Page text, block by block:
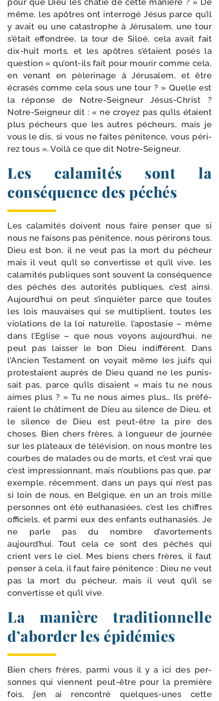
pour que Dieu les châ­tie de cette manière ? » De
même, les apôtres ont inter­ro­gé Jésus parce qu’il
y avait eu une catas­trophe à Jérusalem, une tour
s’était effon­drée, la tour de Siloé, cela avait fait
dix-​huit morts, et les apôtres s’étaient posés la
ques­tion « qu’ont-ils fait pour mou­rir comme cela,
en venant en pèle­ri­nage à Jérusalem, et être
écra­sés comme cela sous une tour ? » Quelle est
la réponse de Notre-​Seigneur Jésus-​Christ ?
Notre-​Seigneur dit : « ne croyez pas qu’ils étaient
plus pécheurs que les autres pécheurs, mais je
vous le dis, si vous ne faîtes péni­tence, vous péri­
rez tous ». Voilà ce que dit Notre-Seigneur.
Les calamités sont la
conséquence des péchés
Les cala­mi­tés doivent nous faire pen­ser que si
nous ne fai­sons pas péni­tence, nous péri­rons tous.
Dieu est bon, il ne veut pas la mort du pécheur
mais il veut qu’il se conver­tisse et qu’il vive, les
cala­mi­tés publiques sont sou­vent la consé­quence
des péchés des auto­ri­tés publiques, c’est ain­si.
Aujourd’hui on peut s’inquiéter parce que toutes
les lois mau­vaises qui se mul­ti­plient, toutes les
vio­la­tions de la loi natu­relle, l’apostasie – même
dans l’Eglise – que nous voyons aujourd’hui, ne
peut pas lais­ser le bon Dieu indif­fé­rent. Dans
l’Ancien Testament on voyait même les juifs qui
pro­tes­taient auprès de Dieu quand ne les punis­
sait pas, parce qu’ils disaient « mais tu ne nous
aimes plus ? » Tu ne nous aimes plus… Ils pré­fé­
raient le châ­ti­ment de Dieu au silence de Dieu, et
le silence de Dieu est peut-​être la pire des
choses. Bien chers frères, à lon­gueur de jour­née
sur les pla­teaux de télé­vi­sion, on nous montre les
courbes de malades ou de morts, et c’est vrai que
c’est impres­sion­nant, mais n’oublions pas que, par
exemple, récem­ment, dans un pays qui n’est pas
si loin de nous, en Belgique, en un an trois mille
per­sonnes ont été eutha­na­siées, c’est les chiffres
offi­ciels, et par­mi eux des enfants eutha­na­siés. Je
ne parle pas du nombre d’avortements
aujourd’hui. Tout cela ce sont des péchés qui
crient vers le ciel. Mes biens chers frères, il faut
pen­ser à cela, il faut faire péni­tence : Dieu ne veut
pas la mort du pécheur, mais il veut qu’il se
conver­tisse et qu’il vive.
La manière traditionnelle
d’aborder les épidémies
Bien chers frères, par­mi vous il y a ici des per­
sonnes qui viennent peut-​être pour la pre­mière
fois, j’en ai ren­con­tré quelques-​unes cette